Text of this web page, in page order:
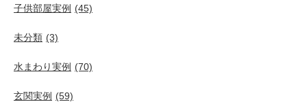
子供部屋実例 (45)
未分類 (3)
水まわり実例 (70)
玄関実例 (59)